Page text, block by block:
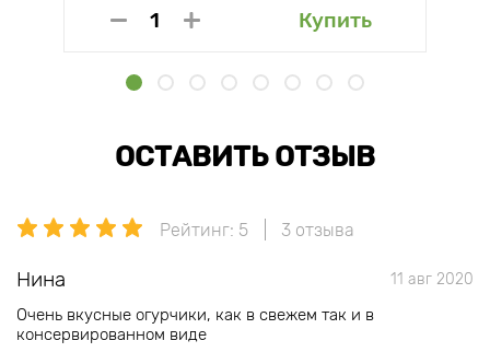
Купить
ОСТАВИТЬ ОТЗЫВ
Рейтинг: 5 3 отзыва
Нина 11 авг 2020
Очень вкусные огурчики, как в свежем так и в
консервированном виде